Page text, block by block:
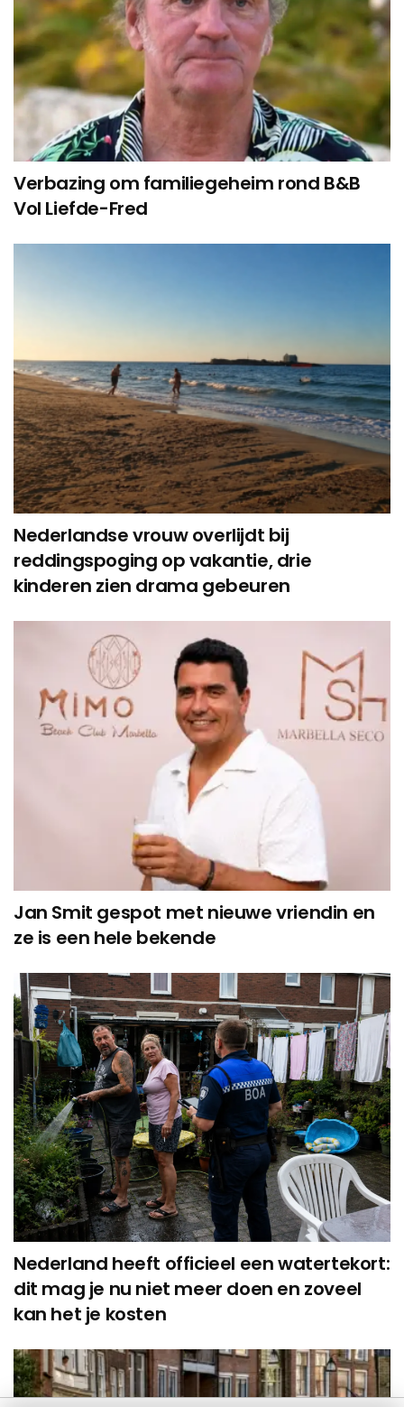
Verbazing om familiegeheim rond B&B
Vol Liefde-Fred
Nederlandse vrouw overlijdt bij
reddingspoging op vakantie, drie
kinderen zien drama gebeuren
Jan Smit gespot met nieuwe vriendin en
ze is een hele bekende
Nederland heeft officieel een watertekort:
dit mag je nu niet meer doen en zoveel
kan het je kosten